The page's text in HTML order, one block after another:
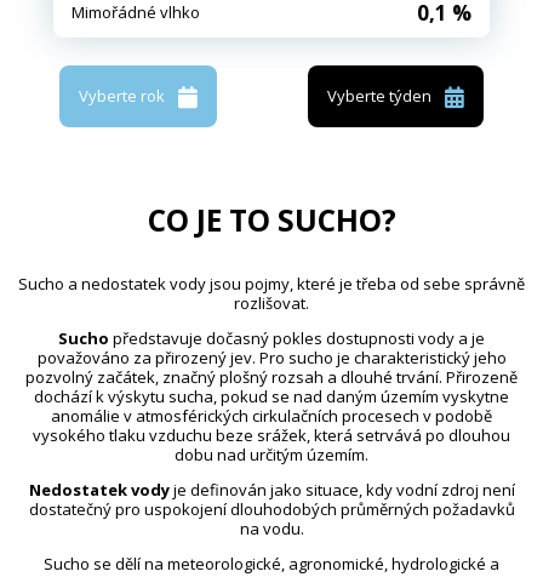
Mimořádné vlhko 0,1 %
Vyberte rok Vyberte týden
CO JE TO SUCHO?
Sucho a nedostatek vody jsou pojmy, které je třeba od sebe správně
rozlišovat.
Sucho představuje dočasný pokles dostupnosti vody a je
považováno za přirozený jev. Pro sucho je charakteristický jeho
pozvolný začátek, značný plošný rozsah a dlouhé trvání. Přirozeně
dochází k výskytu sucha, pokud se nad daným územím vyskytne
anomálie v atmosférických cirkulačních procesech v podobě
vysokého tlaku vzduchu beze srážek, která setrvává po dlouhou
dobu nad určitým územím.
Nedostatek vodyje definován jako situace, kdy vodní zdroj není
dostatečný pro uspokojení dlouhodobých průměrných požadavků
na vodu.
Sucho se dělí na meteorologické, agronomické, hydrologické a